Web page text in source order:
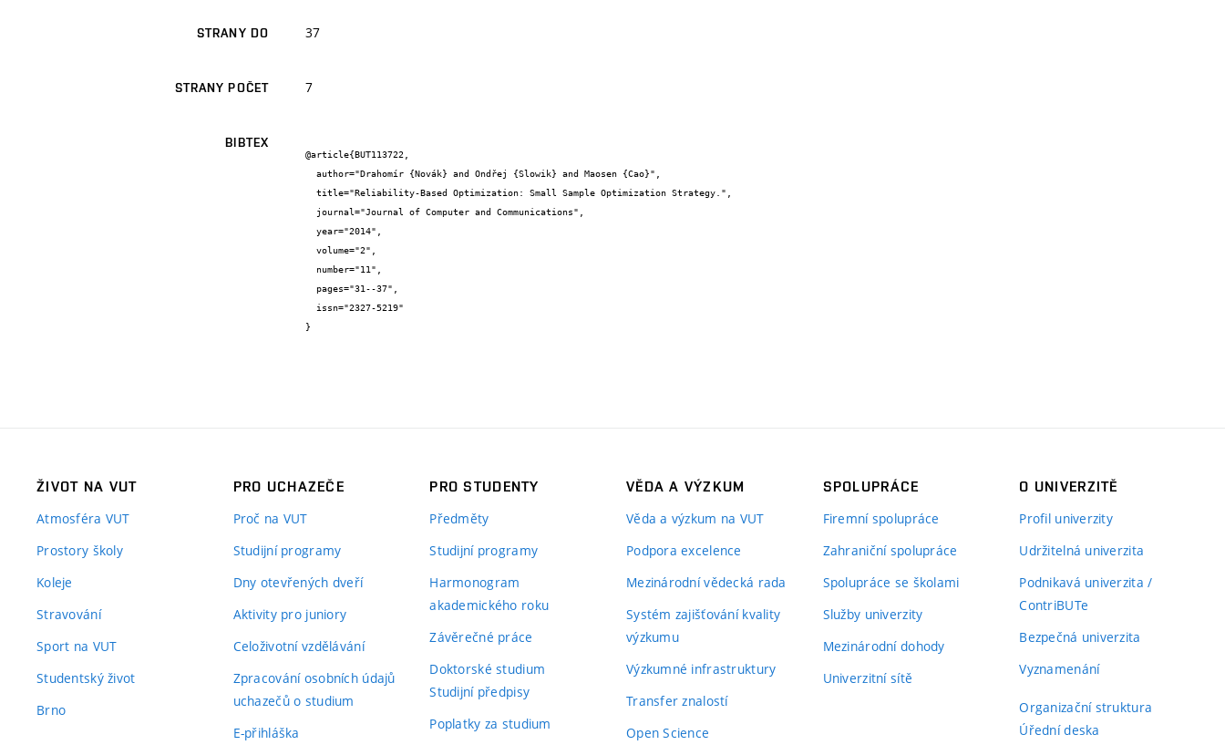
STRANY DO 37
STRANY POČET 7
BIBTEX
@article{BUT113722,
}
ŽIVOT NA VUT
Atmosféra VUT
Prostory školy
Koleje
Stravování
Sport na VUT
Studentský život
Brno
PRO UCHAZEČE
Proč na VUT
Studijní programy
Dny otevřených dveří
Aktivity pro juniory
Celoživotní vzdělávání
Zpracování osobních údajů
uchazečů o studium
E-přihláška
PRO STUDENTY
Předměty
Studijní programy
Harmonogram
akademického roku
Závěrečné práce
Doktorské studium
Studijní předpisy
Poplatky za studium
VĚDA A VÝZKUM
Věda a výzkum na VUT
Podpora excelence
Mezinárodní vědecká rada
Systém zajišťování kvality
výzkumu
Výzkumné infrastruktury
Transfer znalostí
Open Science
SPOLUPRÁCE
Firemní spolupráce
Zahraniční spolupráce
Spolupráce se školami
Služby univerzity
Mezinárodní dohody
Univerzitní sítě
O UNIVERZITĚ
Profil univerzity
Udržitelná univerzita
Podnikavá univerzita /
ContriBUTe
Bezpečná univerzita
Vyznamenání
Organizační struktura
Úřední deska